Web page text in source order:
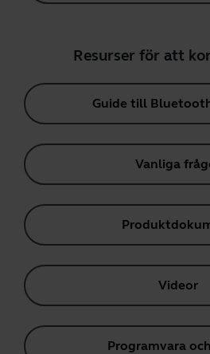
Resurser för att
Guide till
Vanliga
Videor
Programvara